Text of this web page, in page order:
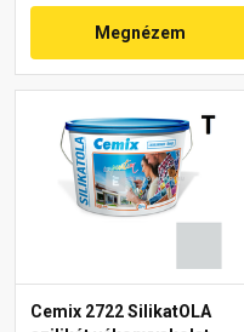
Megnézem
Cemix 2722 SilikatOLA